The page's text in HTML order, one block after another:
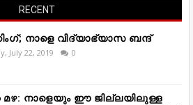
RECENT
നാളെ വിദ്യാഭ്യാസ ബന്ദ്
July 22, 2019 0
നാളെയും ഈ ജില്ലയിലുള്ള